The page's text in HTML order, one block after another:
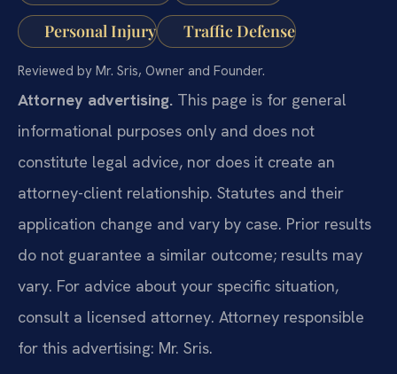
Personal Injury Traffic Defense
Reviewed by Mr. Sris, Owner and Founder.
Attorney advertising. This page is for general
informational purposes only and does not
constitute legal advice, nor does it create an
attorney-client relationship. Statutes and their
application change and vary by case. Prior results
do not guarantee a similar outcome; results may
vary. For advice about your specific situation,
consult a licensed attorney. Attorney responsible
for this advertising: Mr. Sris.